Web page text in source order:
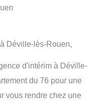
Déville-lès-Rouen,
d'intérim à Déville-
du 76 pour une
vous rendre chez une